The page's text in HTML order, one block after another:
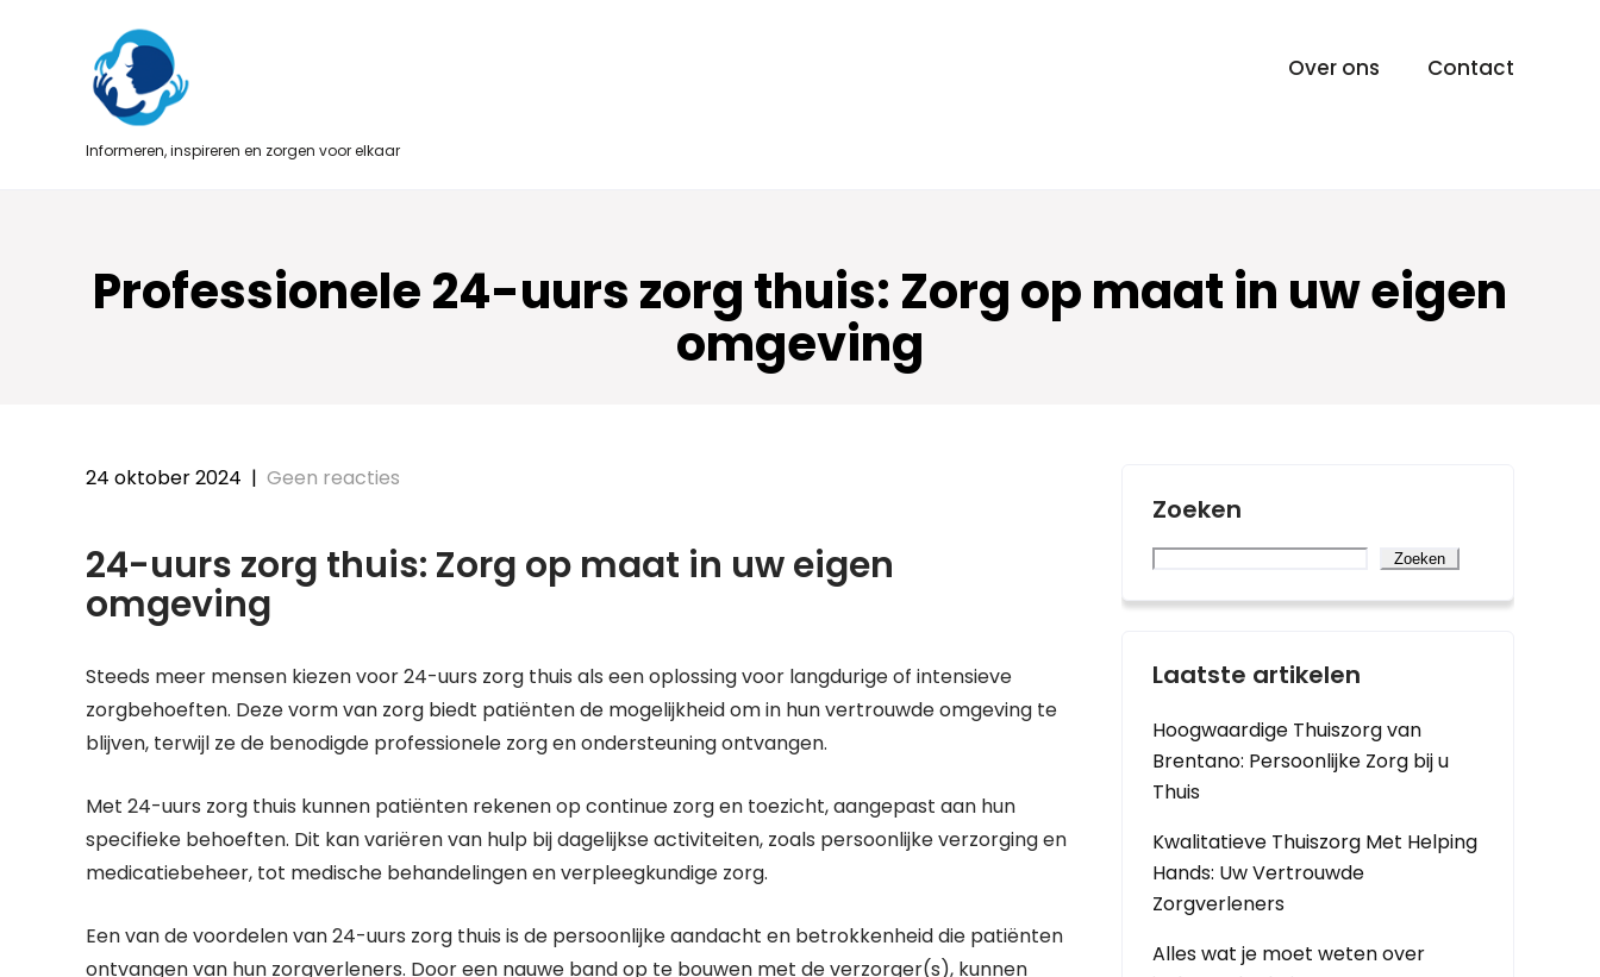
Informeren, inspireren en zorgen voor elkaar
Over ons Contact
Professionele 24-uurs zorg thuis: Zorg op maat in uw eigen
omgeving
24 oktober 2024 | Geen reacties
24-uurs zorg thuis: Zorg op maat in uw eigen
omgeving
Steeds meer mensen kiezen voor 24-uurs zorg thuis als een oplossing voor langdurige of intensieve
zorgbehoeften. Deze vorm van zorg biedt patiënten de mogelijkheid om in hun vertrouwde omgeving te
blijven, terwijl ze de benodigde professionele zorg en ondersteuning ontvangen.
Met 24-uurs zorg thuis kunnen patiënten rekenen op continue zorg en toezicht, aangepast aan hun
specifieke behoeften. Dit kan variëren van hulp bij dagelijkse activiteiten, zoals persoonlijke verzorging en
medicatiebeheer, tot medische behandelingen en verpleegkundige zorg.
Een van de voordelen van 24-uurs zorg thuis is de persoonlijke aandacht en betrokkenheid die patiënten
ontvangen van hun zorgverleners. Door een nauwe band op te bouwen met de verzorger(s), kunnen
Zoeken
Zoeken
Laatste artikelen
Hoogwaardige Thuiszorg van
Brentano: Persoonlijke Zorg bij u
Thuis
Kwalitatieve Thuiszorg Met Helping
Hands: Uw Vertrouwde
Zorgverleners
Alles wat je moet weten over